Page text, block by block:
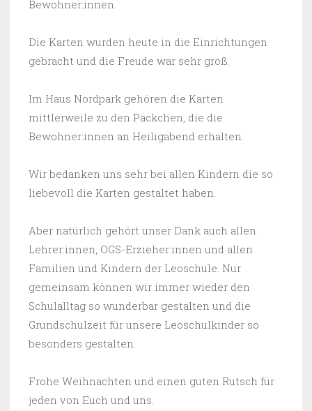
Bewohner:innen.
Die Karten wurden heute in die Einrichtungen
gebracht und die Freude war sehr groß.
Im Haus Nordpark gehören die Karten
mittlerweile zu den Päckchen, die die
Bewohner:innen an Heiligabend erhalten.
Wir bedanken uns sehr bei allen Kindern die so
liebevoll die Karten gestaltet haben.
Aber natürlich gehört unser Dank auch allen
Lehrer:innen, OGS-Erzieher:innen und allen
Familien und Kindern der Leoschule. Nur
gemeinsam können wir immer wieder den
Schulalltag so wunderbar gestalten und die
Grundschulzeit für unsere Leoschulkinder so
besonders gestalten.
Frohe Weihnachten und einen guten Rutsch für
jeden von Euch und uns.